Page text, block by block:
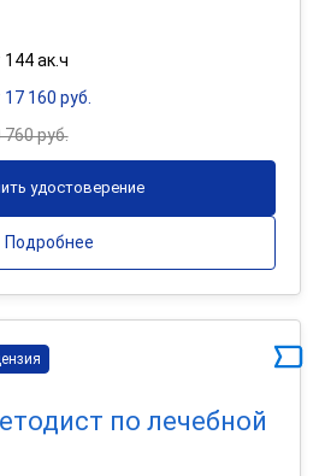
144 ак.ч
17 160 руб.
760 руб.
удостоверение
Подробнее
по лечебной